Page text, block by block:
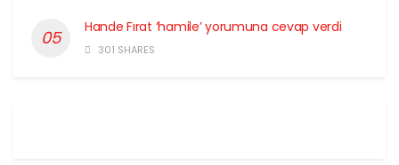
Hande Fırat ‘hamile’ yorumuna cevap verdi
301 SHARES